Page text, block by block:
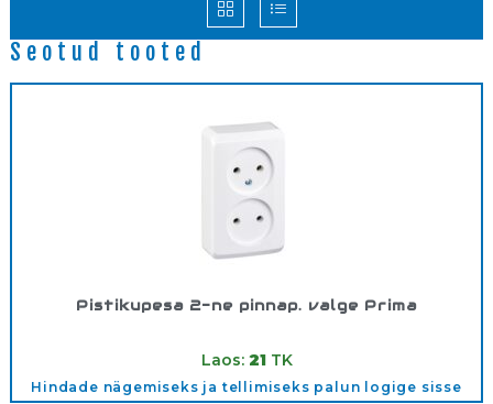
Seotud tooted
Pistikupesa 2-ne pinnap. valge Prima
Laos: 21TK
Hindade nägemiseks ja tellimiseks palun logige sisse